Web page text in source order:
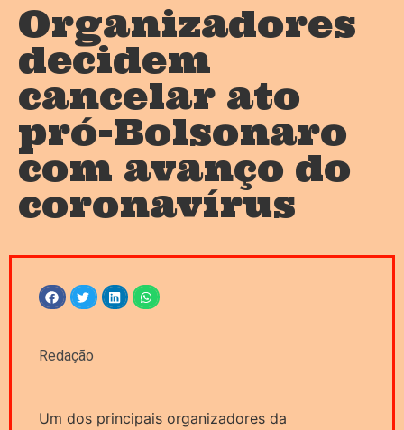
Organizadores
decidem
cancelar ato
pró-Bolsonaro
com avanço do
coronavírus
Redação
Um dos principais organizadores da